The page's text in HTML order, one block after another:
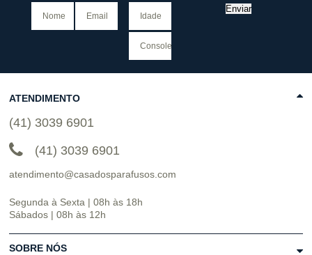
Enviar
ATENDIMENTO
(41) 3039 6901
(41) 3039 6901
atendimento@casadosparafusos.com
Segunda à Sexta | 08h às 18h
Sábados | 08h às 12h
SOBRE NÓS